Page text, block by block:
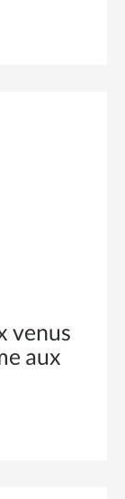
venus
aux